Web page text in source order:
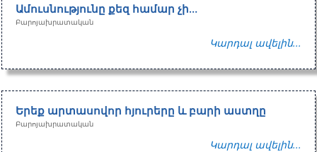
Ամուսնությունը քեզ համար չի…
Բարոյախրատական
Կարդալ ավելին...
Երեք արտասովոր հյուրերը և բարի աստղը
Բարոյախրատական
Կարդալ ավելին...